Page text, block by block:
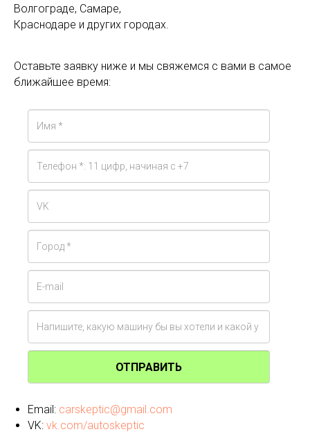
Волгограде, Самаре,
Краснодаре и других городах.
Оставьте заявку ниже и мы свяжемся с вами в самое
ближайшее время:
ОТПРАВИТЬ
Email: carskeptic@gmail.com
VK: vk.com/autoskeptic